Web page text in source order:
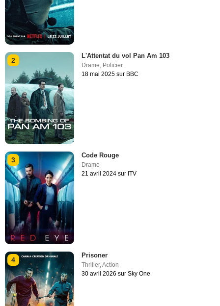
2
L'Attentat du vol Pan Am 103
Drame, Policier
18 mai 2025 sur BBC
3
Code Rouge
Drame
21 avril 2024 sur ITV
4
Prisoner
Thriller,Action
30 avril 2026 sur Sky One